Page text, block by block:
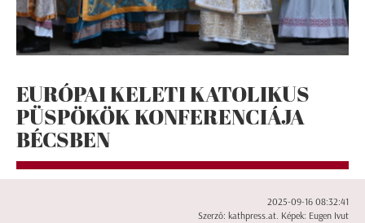
EURÓPAI KELETI KATOLIKUS
PÜSPÖKÖK KONFERENCIÁJA
BÉCSBEN
2025-09-16 08:32:41
Szerző: kathpress.at. Képek: Eugen Ivut